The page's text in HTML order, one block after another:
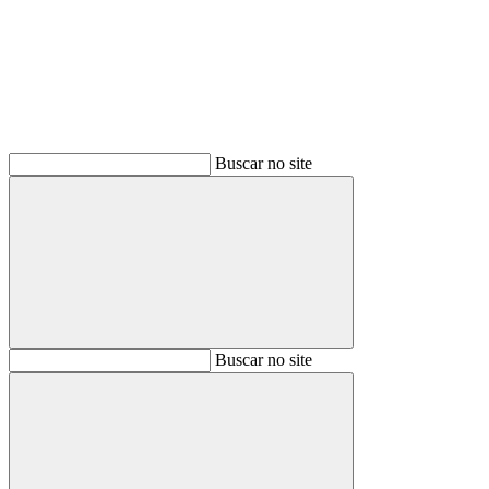
Buscar no site
BuscarBuscar no site